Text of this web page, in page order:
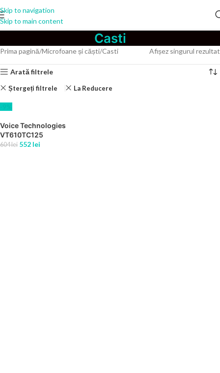
Skip to navigation
Skip to main content
Casti
Prima pagină Microfoane și căști Casti Afișez singurul rezultat
Arată filtrele
Ștergeți filtrele La Reducere
Voice Technologies
VT610TC125
604lei 552 lei